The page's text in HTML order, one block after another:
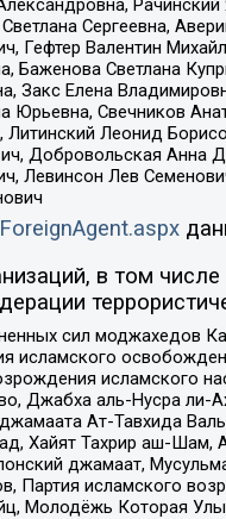
Сергеевна,
Гефтер Валентин
Баженова Светлана
Закс Елена
Юрьевна, Свечников
Литинский Леонид
Добровольская Анна
Левинсон Лев
в том
сил моджахедов
исламского
исламского
Джабха аль-Нусра
Ат-Тавхида
Хайят Тахрир аш-Шам,
джамаат,
Партия исламского
Молодёжь Которая